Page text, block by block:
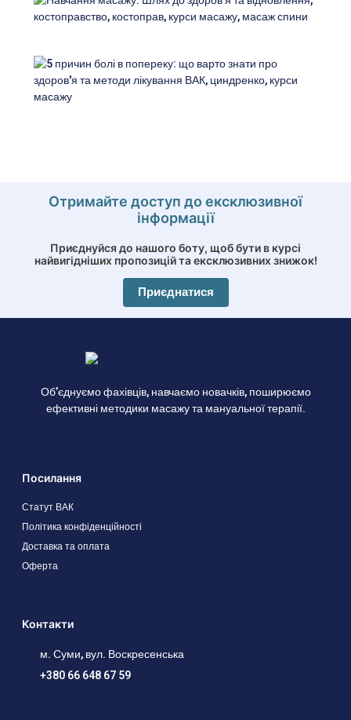
Отримайте доступ до ексклюзивної
інформації
Приєднуйся до нашого боту, щоб бути в курсі
найвигідніших пропозицій та ексклюзивних знижок!
Приєднатися
Об’єднуємо фахівців, навчаємо новачків, поширюємо
ефективні методики масажу та мануальної терапії.
Посилання
Статут ВАК
Політика конфіденційності
Доставка та оплата
Оферта
Контакти
м. Суми, вул. Воскресенська
+380 66 648 67 59